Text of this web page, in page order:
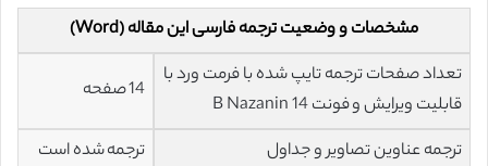
مشخصات و وضعیت ترجمه فارسی این مقاله (Word)
تعداد صفحات ترجمه تایپ شده با فرمت ورد با
قابلیت ویرایش و فونت 14 B Nazanin
14 صفحه
ترجمه عناوین تصاویر و جداول
ترجمه شده است